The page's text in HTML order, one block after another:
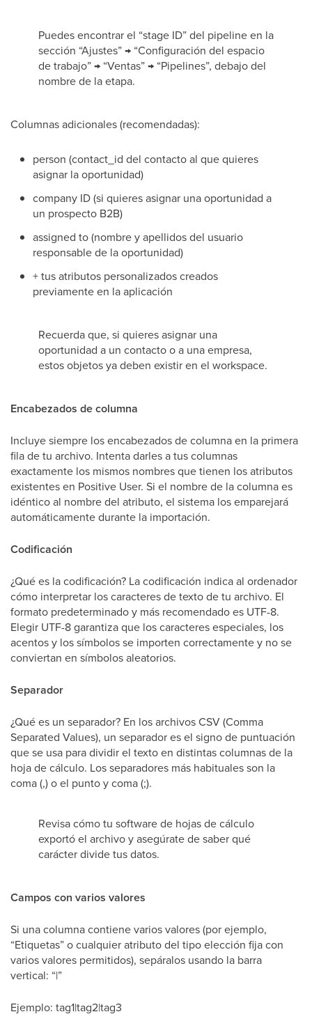
Puedes encontrar el “stage ID” del pipeline en la
sección “Ajustes” → “Configuración del espacio
de trabajo” → “Ventas” → “Pipelines”, debajo del
nombre de la etapa.
Columnas adicionales (recomendadas):
person (contact_id del contacto al que quieres
asignar la oportunidad)
company ID (si quieres asignar una oportunidad a
un prospecto B2B)
assigned to (nombre y apellidos del usuario
responsable de la oportunidad)
+ tus atributos personalizados creados
previamente en la aplicación
Recuerda que, si quieres asignar una
oportunidad a un contacto o a una empresa,
estos objetos ya deben existir en el workspace.
Encabezados de columna
Incluye siempre los encabezados de columna en la primera
fila de tu archivo. Intenta darles a tus columnas
exactamente los mismos nombres que tienen los atributos
existentes en Positive User. Si el nombre de la columna es
idéntico al nombre del atributo, el sistema los emparejará
automáticamente durante la importación.
Codificación
¿Qué es la codificación? La codificación indica al ordenador
cómo interpretar los caracteres de texto de tu archivo. El
formato predeterminado y más recomendado es UTF-8.
Elegir UTF-8 garantiza que los caracteres especiales, los
acentos y los símbolos se importen correctamente y no se
conviertan en símbolos aleatorios.
Separador
¿Qué es un separador? En los archivos CSV (Comma
Separated Values), un separador es el signo de puntuación
que se usa para dividir el texto en distintas columnas de la
hoja de cálculo. Los separadores más habituales son la
coma (,) o el punto y coma (;).
Revisa cómo tu software de hojas de cálculo
exportó el archivo y asegúrate de saber qué
carácter divide tus datos.
Campos con varios valores
Si una columna contiene varios valores (por ejemplo,
“Etiquetas” o cualquier atributo del tipo elección fija con
varios valores permitidos), sepáralos usando la barra
vertical: “|”
Ejemplo: tag1|tag2|tag3